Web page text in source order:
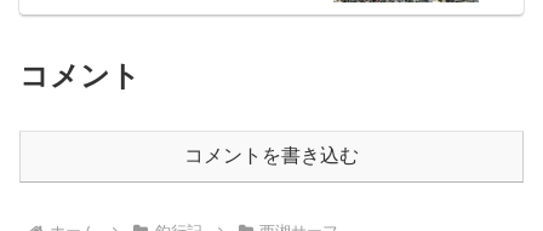
コメント
コメントを書き込む